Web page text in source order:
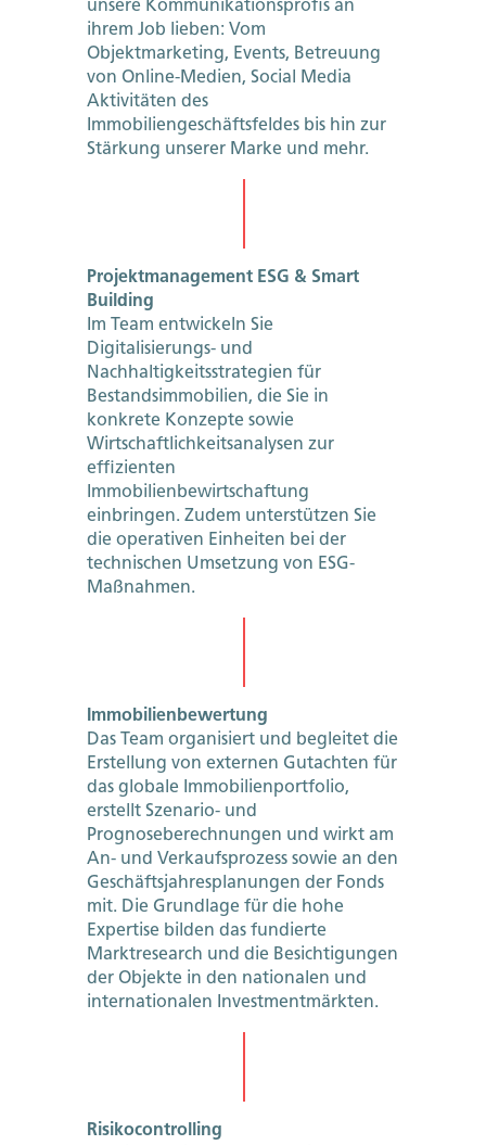
unsere Kommunikationsprofis an
ihrem Job lieben: Vom
Objektmarketing, Events, Betreuung
von Online-Medien, Social Media
Aktivitäten des
Immobiliengeschäftsfeldes bis hin zur
Stärkung unserer Marke und mehr.
Projektmanagement ESG & Smart
Building
Im Team entwickeln Sie
Digitalisierungs- und
Nachhaltigkeitsstrategien für
Bestandsimmobilien, die Sie in
konkrete Konzepte sowie
Wirtschaftlichkeitsanalysen zur
effizienten
Immobilienbewirtschaftung
einbringen. Zudem unterstützen Sie
die operativen Einheiten bei der
technischen Umsetzung von ESG-
Maßnahmen.
Immobilienbewertung
Das Team organisiert und begleitet die
Erstellung von externen Gutachten für
das globale Immobilienportfolio,
erstellt Szenario- und
Prognoseberechnungen und wirkt am
An- und Verkaufsprozess sowie an den
Geschäftsjahresplanungen der Fonds
mit. Die Grundlage für die hohe
Expertise bilden das fundierte
Marktresearch und die Besichtigungen
der Objekte in den nationalen und
internationalen Investmentmärkten.
Risikocontrolling